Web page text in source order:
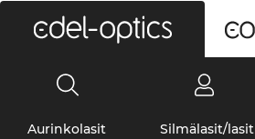
Aurinkolasit Silmälasit/lasit